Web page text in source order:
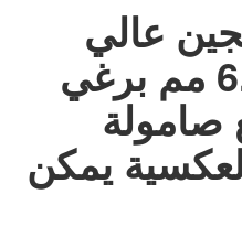
عالي
الدقة بقطر 6.35 مم برغي
يمكن